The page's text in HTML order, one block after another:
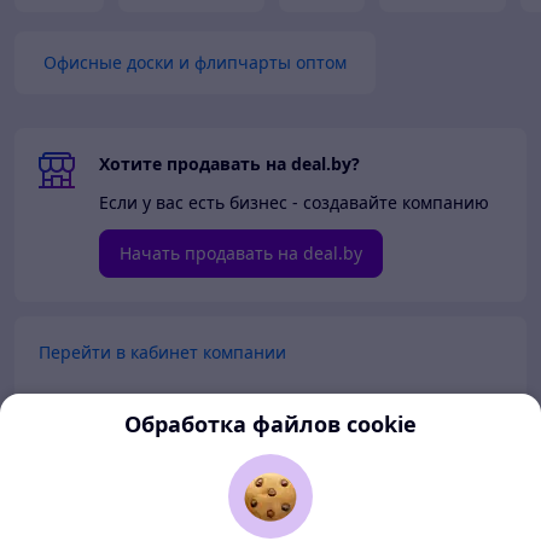
Офисные доски и флипчарты оптом
Хотите продавать на deal.by?
Если у вас есть бизнес - создавайте компанию
Начать продавать на deal.by
Перейти в кабинет компании
Перейти в личный кабинет
Обработка файлов cookie